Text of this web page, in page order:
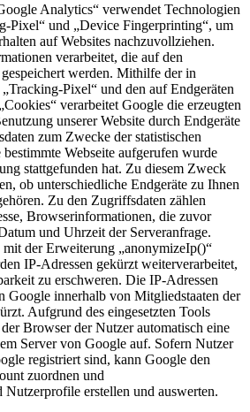
Analytics“ verwendet Technologien
Pixel“ und „Device Fingerprinting“, um
auf Websites nachzuvollziehen.
verarbeitet, die auf den
werden. Mithilfe der in
Pixel“ und den auf Endgeräten
verarbeitet Google die erzeugten
unserer Website durch Endgeräte
zum Zwecke der statistischen
Webseite aufgerufen wurde
stattgefunden hat. Zu diesem Zweck
ob unterschiedliche Endgeräte zu Ihnen
Zu den Zugriffsdaten zählen
Browserinformationen, die zuvor
und Uhrzeit der Serveranfrage.
der Erweiterung „anonymizeIp()“
IP-Adressen gekürzt weiterverarbeitet,
zu erschweren. Die IP-Adressen
Google innerhalb von Mitgliedstaaten der
Aufgrund des eingesetzten Tools
Browser der Nutzer automatisch eine
Server von Google auf. Sofern Nutzer
registriert sind, kann Google den
zuordnen und
Nutzerprofile erstellen und auswerten.